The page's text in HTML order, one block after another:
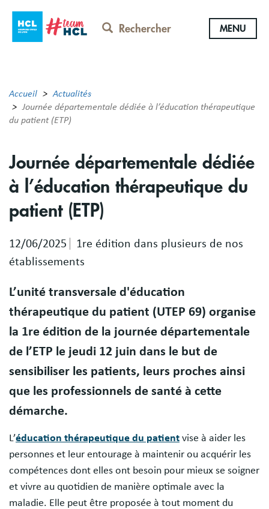
contenu
Rechercher MENU
Accueil
Actualités
Journée départementale dédiée à l’éducation thérapeutique
du patient (ETP)
Journée départementale dédiée
à l’éducation thérapeutique du
patient (ETP)
12/06/2025
1re édition dans plusieurs de nos
établissements
L’unité transversale d'éducation
thérapeutique du patient (UTEP 69) organise
la 1re édition de la journée départementale
de l’ETP le jeudi 12 juin dans le but de
sensibiliser les patients, leurs proches ainsi
que les professionnels de santé à cette
démarche.
L’éducation thérapeutique du patient vise à aider les
personnes et leur entourage à maintenir ou acquérir les
compétences dont elles ont besoin pour mieux se soigner
et vivre au quotidien de manière optimale avec la
maladie. Elle peut être proposée à tout moment du